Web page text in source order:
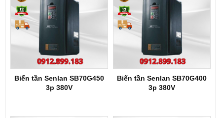
Biến tần Senlan SB70G450
3p 380V
Biến tần Senlan SB70G400
3p 380V